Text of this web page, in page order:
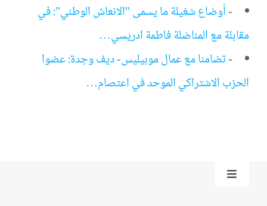
-أوضاع شغيلة ما يسمى "الانعاش الوطني": في
مقابلة مع المناضلة فاطمة ادريسي…
-تضامنا مع عمال موبيليس- ديف وجدة: عضوا
الحزب الاشتراكي الموحد في اعتصام…
Toggle